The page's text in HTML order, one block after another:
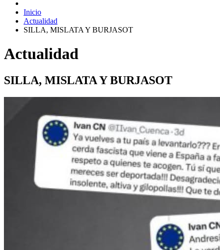
Inicio
Actualidad
SILLA, MISLATA Y BURJASOT
Actualidad
SILLA, MISLATA Y BURJASOT